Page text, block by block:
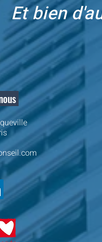
Et bien